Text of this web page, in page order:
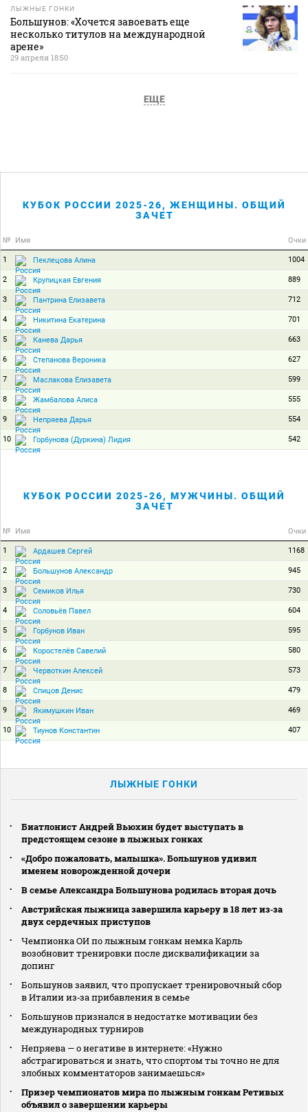
ЛЫЖНЫЕ ГОНКИ
Большунов: «Хочется завоевать еще
несколько титулов на международной
арене»
29 апреля 18:50
ЕЩЕ
КУБОК РОССИИ 2025-26, ЖЕНЩИНЫ. ОБЩИЙ
ЗАЧЕТ
№ Имя Очки
1 Пеклецова Алина 1004
2 Крупицкая Евгения 889
3 Пантрина Елизавета 712
4 Никитина Екатерина 701
5 Канева Дарья 663
6 Степанова Вероника 627
7 Маслакова Елизавета 599
8 Жамбалова Алиса 555
9 Непряева Дарья 554
10 Горбунова (Дуркина) Лидия 542
КУБОК РОССИИ 2025-26, МУЖЧИНЫ. ОБЩИЙ
ЗАЧЕТ
№ Имя Очки
1 Ардашев Сергей 1168
2 Большунов Александр 945
3 Семиков Илья 730
4 Соловьёв Павел 604
5 Горбунов Иван 595
6 Коростелёв Савелий 580
7 Червоткин Алексей 573
8 Спицов Денис 479
9 Якимушкин Иван 469
10 Тиунов Константин 407
ЛЫЖНЫЕ ГОНКИ
Биатлонист Андрей Вьюхин будет выступать в
предстоящем сезоне в лыжных гонках
«Добро пожаловать, малышка». Большунов удивил
именем новорожденной дочери
В семье Александра Большунова родилась вторая дочь
Австрийская лыжница завершила карьеру в 18 лет из‑за
двух сердечных приступов
Чемпионка ОИ по лыжным гонкам немка Карль
возобновит тренировки после дисквалификации за
допинг
Большунов заявил, что пропускает тренировочный сбор
в Италии из‑за прибавления в семье
Большунов признался в недостатке мотивации без
международных турниров
Непряева — о негативе в интернете: «Нужно
абстрагироваться и знать, что спортом ты точно не для
злобных комментаторов занимаешься»
Призер чемпионатов мира по лыжным гонкам Ретивых
объявил о завершении карьеры